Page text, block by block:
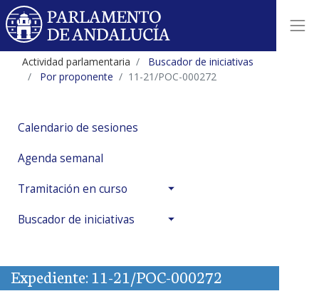
Actividad parlamentaria
Buscador de iniciativas
Por proponente
11-21/POC-000272
Calendario de sesiones
Agenda semanal
Tramitación en curso
Buscador de iniciativas
Expediente: 11-21/POC-000272